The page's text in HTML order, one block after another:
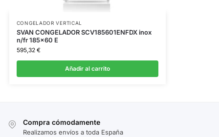
CONGELADOR VERTICAL
SVAN CONGELADOR SCV185601ENFDX inox
n/fr 185×60 E
595,32 €
Añadir al carrito
Compra cómodamente
Realizamos envíos a toda España